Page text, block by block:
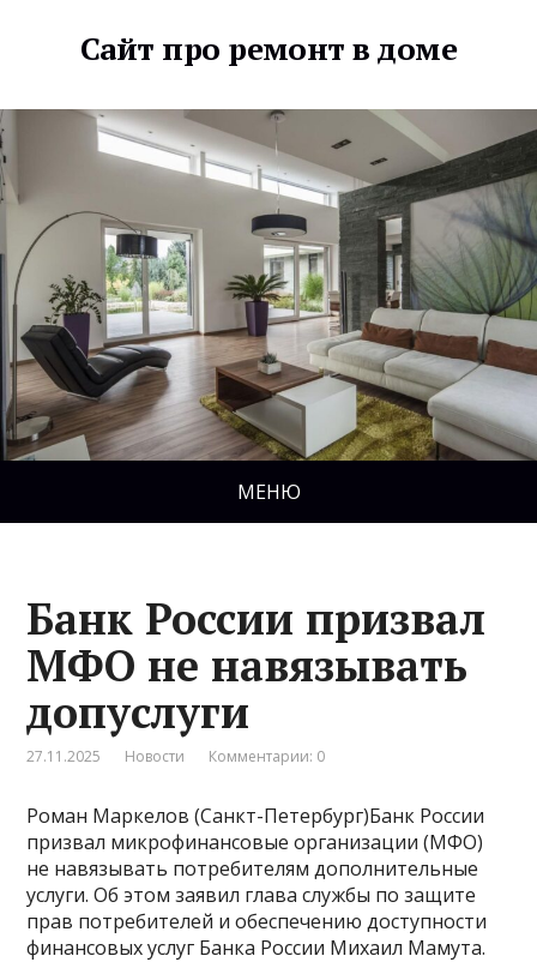
Сайт про ремонт в доме
МЕНЮ
Банк России призвал
МФО не навязывать
допуслуги
27.11.2025 Новости Комментарии: 0
Роман Маркелов (Санкт-Петербург)Банк России
призвал микрофинансовые организации (МФО)
не навязывать потребителям дополнительные
услуги. Об этом заявил глава службы по защите
прав потребителей и обеспечению доступности
финансовых услуг Банка России Михаил Мамута.